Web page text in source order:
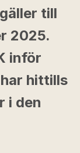
till
2025.
inför
hittills
i den